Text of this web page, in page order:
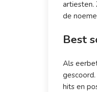
artiesten.
de
Best
Als
hits en